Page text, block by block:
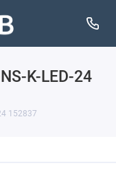
K-LED-24
152837